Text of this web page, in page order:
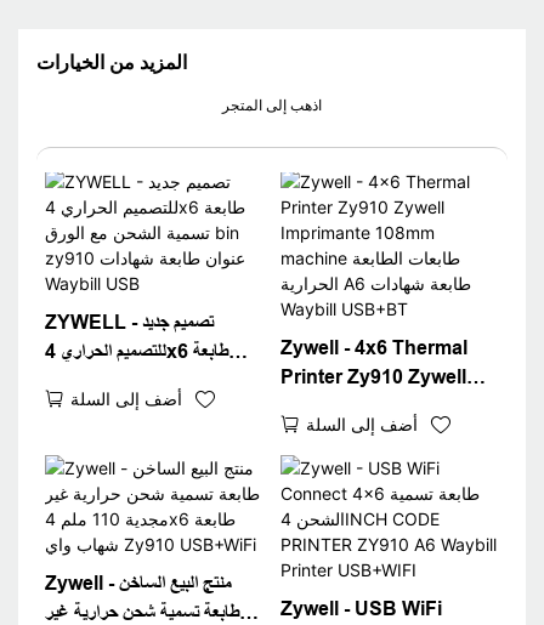
المزيد من الخيارات
اذهب إلى المتجر
ZYWELL - تصميم جديد
للتصميم الحراري 4x6 طابعة
zy910 عنوان طابعة شهادات
أضف إلى السلة
Zywell - 4x6 Thermal
Printer Zy910 Zywell
machine طابعات الطابعة
الحرارية A6 طابعة شهادات
Waybill USB+BT
أضف إلى السلة
Zywell - منتج البيع الساخن
طابعة تسمية شحن حرارية غير
Zywell - USB WiFi